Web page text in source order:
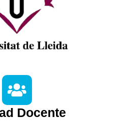
Docente